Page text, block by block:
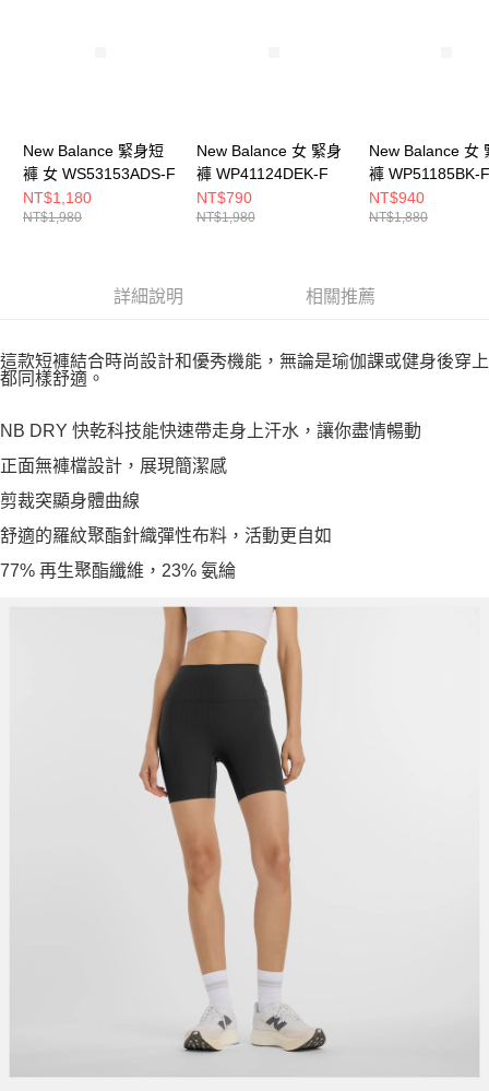
New Balance 緊身短
褲 女 WS53153ADS-F
NT$1,180
NT$1,980
New Balance 女 緊身
褲 WP41124DEK-F
NT$790
NT$1,980
New Balance 女
褲 WP51185BK-F
NT$940
NT$1,880
詳細說明 相關推薦
這款短褲結合時尚設計和優秀機能，無論是瑜伽課或健身後穿上
都同樣舒適。
NB DRY 快乾科技能快速帶走身上汗水，讓你盡情暢動
正面無褲檔設計，展現簡潔感
剪裁突顯身體曲線
舒適的羅紋聚酯針織彈性布料，活動更自如
77% 再生聚酯纖維，23% 氨綸